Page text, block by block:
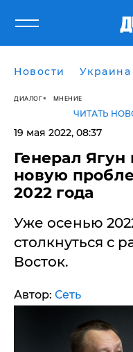
Новости Украина
ДИАЛОГ МНЕНИЕ
ЧИТАТЬ
19 мая 2022, 08:37
​Генерал
новую
2022 года
Уже осенью
столкнуться с
Восток.
Автор: Сеть